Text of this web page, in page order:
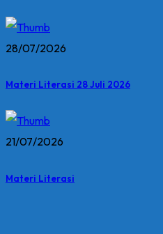
28/07/2026
Materi Literasi 28 Juli 2026
21/07/2026
Materi Literasi